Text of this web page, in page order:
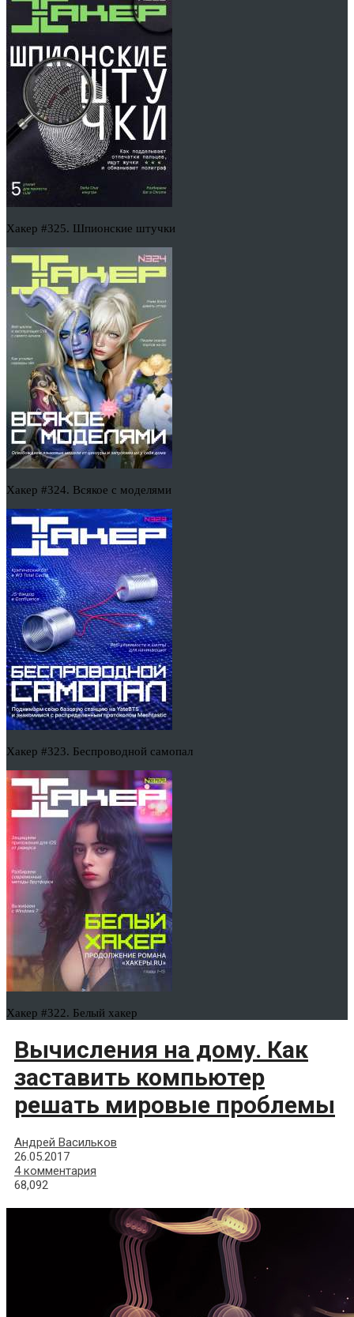
Хакер #325. Шпионские штучки
Хакер #324. Всякое с моделями
Хакер #323. Беспроводной самопал
Хакер #322. Белый хакер
Вычисления на дому. Как
заставить компьютер
решать мировые проблемы
Андрей Васильков
26.05.2017
4 комментария
68,092